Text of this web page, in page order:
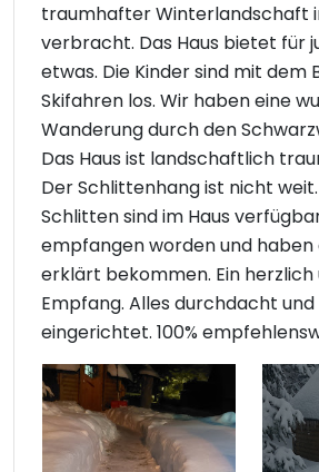
traumhafter Winterlandschaft
verbracht. Das Haus bietet für
etwas. Die Kinder sind mit dem
Skifahren los. Wir haben eine
Wanderung durch den
Das Haus ist landschaftlich
Der Schlittenhang ist nicht
Schlitten sind im Haus
empfangen worden und haben
erklärt bekommen. Ein
Empfang. Alles durchdacht
eingerichtet. 100%